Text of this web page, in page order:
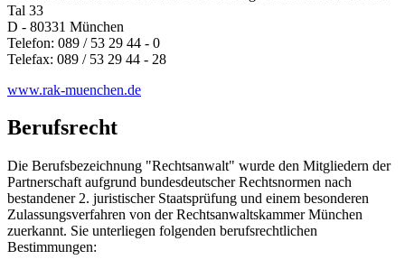
Tal 33
D - 80331 München
Telefon: 089 / 53 29 44 - 0
Telefax: 089 / 53 29 44 - 28
www.rak-muenchen.de
Berufsrecht
Die Berufsbezeichnung "Rechtsanwalt" wurde den Mitgliedern der
Partnerschaft aufgrund bundesdeutscher Rechtsnormen nach
bestandener 2. juristischer Staatsprüfung und einem besonderen
Zulassungsverfahren von der Rechtsanwaltskammer München
zuerkannt. Sie unterliegen folgenden berufsrechtlichen
Bestimmungen: